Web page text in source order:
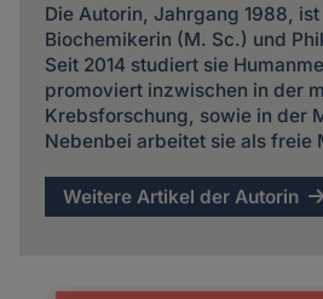
Die Autorin, Jahrgang 1988,
Biochemikerin (M. Sc.) und
Seit 2014 studiert sie
promoviert inzwischen in der
Krebsforschung, sowie in der
Nebenbei arbeitet sie als freie
Weitere Artikel der Autorin